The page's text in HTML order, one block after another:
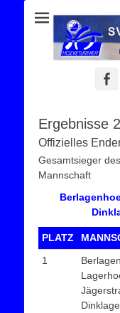
Die offizielle
Ergebnisse
Offizielles
Gesamtsieger
Mannschaft
PLATZ
1